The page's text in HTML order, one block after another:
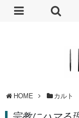
HOME カルト